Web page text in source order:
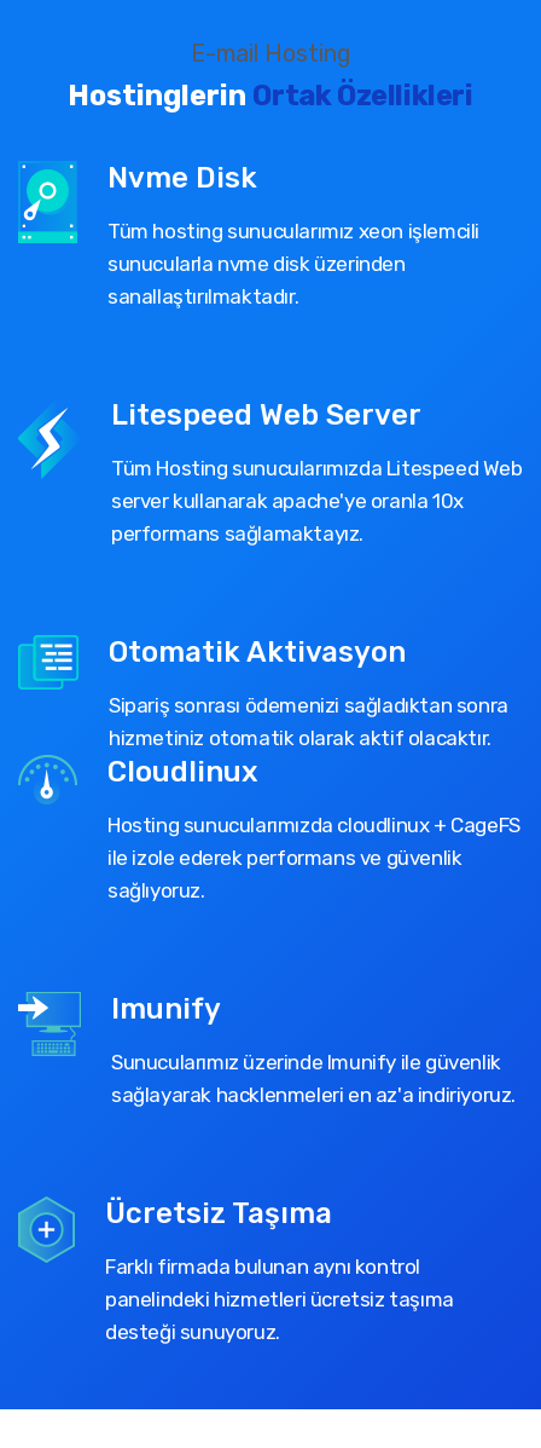
E-mail Hosting
Hostinglerin Ortak Özellikleri
Nvme Disk
Tüm hosting sunucularımız xeon işlemcili
sunucularla nvme disk üzerinden
sanallaştırılmaktadır.
Litespeed Web Server
Tüm Hosting sunucularımızda Litespeed Web
server kullanarak apache'ye oranla 10x
performans sağlamaktayız.
Otomatik Aktivasyon
Sipariş sonrası ödemenizi sağladıktan sonra
hizmetiniz otomatik olarak aktif olacaktır.
Cloudlinux
Hosting sunucularımızda cloudlinux + CageFS
ile izole ederek performans ve güvenlik
sağlıyoruz.
Imunify
Sunucularımız üzerinde Imunify ile güvenlik
sağlayarak hacklenmeleri en az'a indiriyoruz.
Ücretsiz Taşıma
Farklı firmada bulunan aynı kontrol
panelindeki hizmetleri ücretsiz taşıma
desteği sunuyoruz.